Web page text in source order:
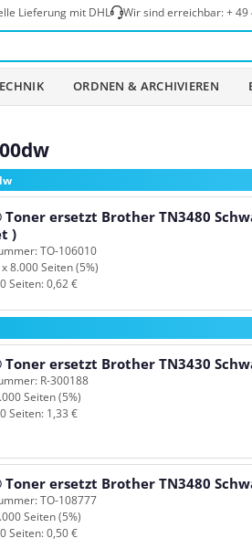
Lieferung mit DHL Wir sind erreichbar:+ 49
ORDNEN & ARCHIVIEREN
Toner ersetzt Brother TN3480
)
TO-106010
8.000 Seiten (5%)
Seiten: 0,62 €
Toner ersetzt Brother TN3430
R-300188
Seiten (5%)
Seiten: 1,33 €
Toner ersetzt Brother TN3480
TO-108777
Seiten (5%)
Seiten: 0,50 €